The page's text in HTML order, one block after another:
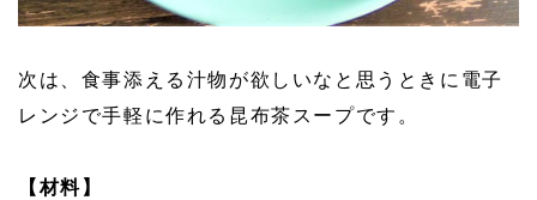
次は、食事添える汁物が欲しいなと思うときに電子
レンジで手軽に作れる昆布茶スープです。
【材料】